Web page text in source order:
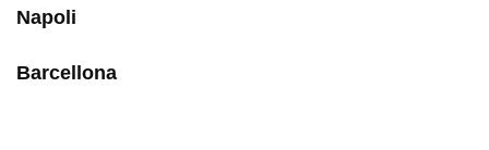
Napoli
Barcellona